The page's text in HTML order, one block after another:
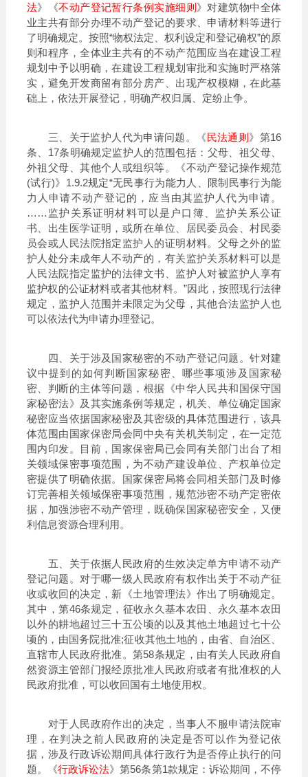
法》《不动产登记暂行条例实施细则 》对建筑物中全体
业主共有部分办理不动产登记的要求、申请材料等进行
了明确规定。按照“物权法定、权利设定和登记确权”的原
则和程序，全体业主共有的不动产范围应当在建设工程
规划中予以明确，在建设工程规划审批和实施时严格落
实，避免开发商留有部分房产、出现产权模糊，在此基
础上，依法开展登记，明确产权归属、定纷止争。
三、关于监护人代为申请问题。《民法通则 》第16
条、17条明确规定监护人的范围包括：父母、祖父母、
外祖父母、其他个人或组织等。《不动产登记操作规范
(试行)》1.9.2规定“无民事行为能力人、限制民事行为能
力人申请不动产登记的，应当由其监护人代为申请。
……监护关系证明材料可以是户口簿、监护关系公证
书、出生医学证明，或所在单位、居民委员会、村民委
员会或人民法院指定监护人的证明材料。父母之外的监
护人处分未成年人不动产的，有关监护关系材料可以是
人民法院指定监护的法律文书、监护人对被监护人享有
监护权的公证材料或者其他材料。”因此，按照现行法律
规定，监护人范围并未限定为父母，其他合法监护人也
可以依法代为申请办理登记。
四、关于涉及国家秘密的不动产登记问题。针对建
议中提到的如何判断国家秘密、哪些事项涉及国家秘
密、判断的主体等问题，根据《中华人民共和国保守国
家秘密法》及其实施条例等规定，机关、单位确定国家
秘密应当依据国家秘密及其密级的具体范围进行，该具
体范围由国家保密局会同中央有关机关制定，在一定范
围内印发。目前，国家保密局已会同有关部门出台了相
关领域保密事项范围，为不动产建设单位、产权单位定
密提供了明确依据。国家保密局将会同相关部门及时修
订完善相关领域保密事项范围，规范涉密不动产定密依
据，加强涉密不动产管理，既确保国家秘密安全，又便
利信息资源合理利用。
五、关于依据人民政府的生效决定单方申请不动产
登记问题。对于哪一级人民政府有权作出关于不动产征
收或收回的决定，新《土地管理法》作出了明确规定。
其中，第46条规定，征收永久基本农田、永久基本农田
以外的耕地超过三十五公顷的以及其他土地超过七十公
顷的，由国务院批准;征收其他土地的，由省、自治区、
直辖市人民政府批准。第58条规定，由有关人民政府自
然资源主管部门报经原批准人民政府或者有批准权的人
民政府批准，可以收回国有土地使用权。
对于人民政府作出的决定，当事人不服申请法院审
理，在判决之前人民政府的决定是否可以作为登记依
据，涉及行政诉讼期间具体行政行为是否停止执行的问
题。《行政诉讼法》第56条第1款规定：诉讼期间，不停